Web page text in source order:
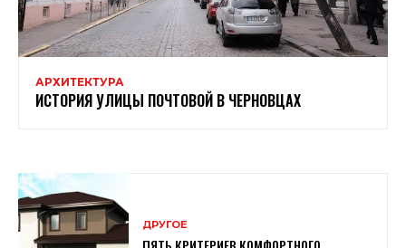
АРХИТЕКТУРА
ИСТОРИЯ УЛИЦЫ ПОЧТОВОЙ В ЧЕРНОВЦАХ
ДРУГОЕ